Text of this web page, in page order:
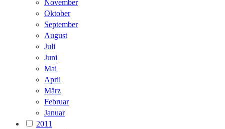
November
Oktober
September
August
Juli
Juni
Mai
April
März
Februar
Januar
2011